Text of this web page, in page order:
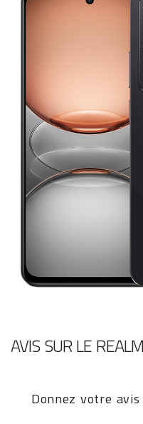
AVIS SUR LE
Donnez votre